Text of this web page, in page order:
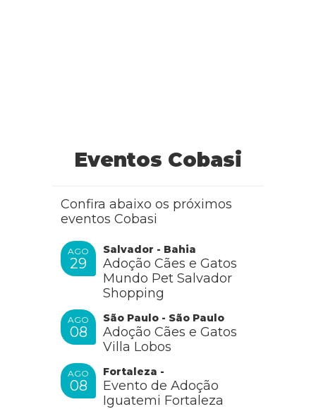
Eventos Cobasi
Confira abaixo os próximos
eventos Cobasi
AGO
29
Salvador - Bahia
Adoção Cães e Gatos
Mundo Pet Salvador
Shopping
AGO
08
São Paulo - São Paulo
Adoção Cães e Gatos
Villa Lobos
AGO
08
Fortaleza -
Evento de Adoção
Iguatemi Fortaleza